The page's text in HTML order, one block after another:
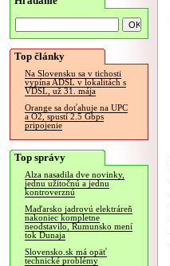
Top články
Na Slovensku sa v tichosti
vypína ADSL v lokalitách s
VDSL, už 31. mája
Orange sa doťahuje na UPC
a O2, spustí 2.5 Gbps
pripojenie
Top správy
Alza nasadila dve novinky,
jednu užitočnú a jednu
kontroverznú
Maďarsko jadrovú elektráreň
nakoniec kompletne
neodstavilo, Rumunsko mení
tok Dunaja
Slovensko.sk má opäť
technické problémy